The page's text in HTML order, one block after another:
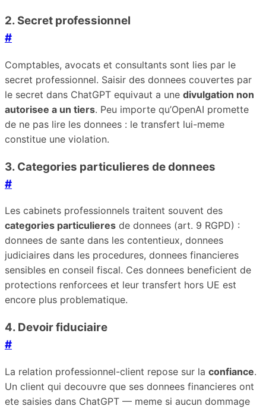
2. Secret professionnel
#
Comptables, avocats et consultants sont lies par le
secret professionnel. Saisir des donnees couvertes par
le secret dans ChatGPT equivaut a une divulgation non
autorisee a un tiers. Peu importe qu’OpenAI promette
de ne pas lire les donnees : le transfert lui-meme
constitue une violation.
3. Categories particulieres de donnees
#
Les cabinets professionnels traitent souvent des
categories particulieres de donnees (art. 9 RGPD) :
donnees de sante dans les contentieux, donnees
judiciaires dans les procedures, donnees financieres
sensibles en conseil fiscal. Ces donnees beneficient de
protections renforcees et leur transfert hors UE est
encore plus problematique.
4. Devoir fiduciaire
#
La relation professionnel-client repose sur la confiance.
Un client qui decouvre que ses donnees financieres ont
ete saisies dans ChatGPT — meme si aucun dommage